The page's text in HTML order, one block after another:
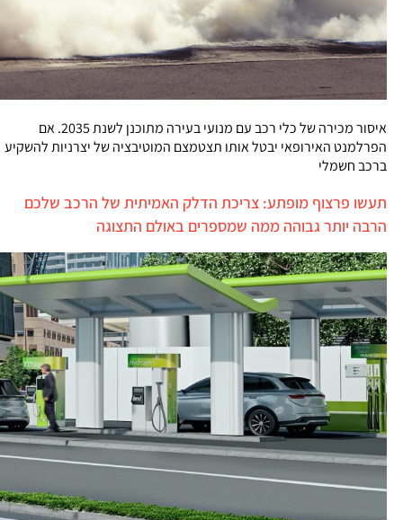
איסור מכירה של כלי רכב עם מנועי בעירה מתוכנן לשנת 2035. אם
הפרלמנט האירופאי יבטל אותו תצטמצם המוטיבציה של יצרניות להשקיע
ברכב חשמלי
תעשו פרצוף מופתע: צריכת הדלק האמיתית של הרכב שלכם
הרבה יותר גבוהה ממה שמספרים באולם התצוגה